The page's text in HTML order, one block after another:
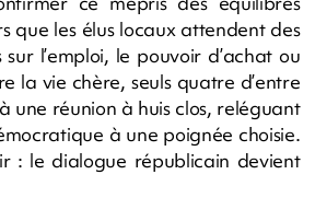
que les élus locaux attendent des
l’emploi, le pouvoir d’achat ou
la vie chère, seuls quatre d’entre
une réunion à huis clos, reléguant
à une poignée choisie.
: le dialogue républicain devient